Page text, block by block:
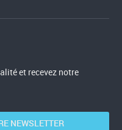
et recevez notre
NEWSLETTER